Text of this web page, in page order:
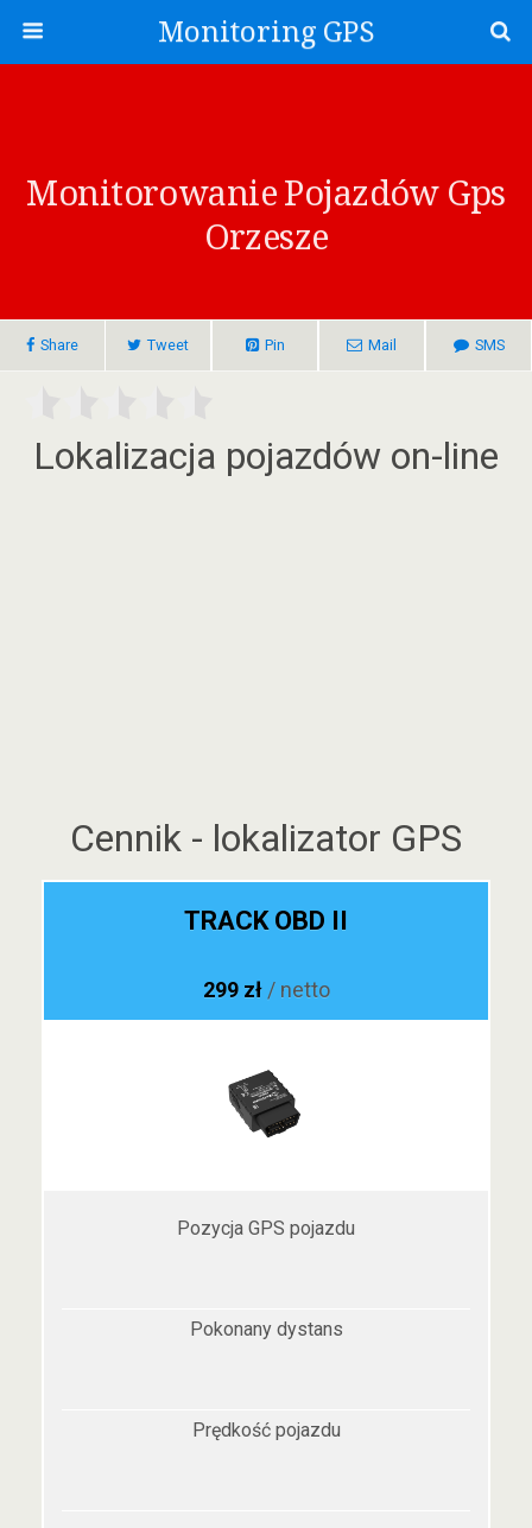
Monitoring GPS
Monitorowanie Pojazdów Gps
Orzesze
Share Tweet Pin Mail SMS
Lokalizacja pojazdów on-line
Cennik - lokalizator GPS
TRACK OBD II
299 zł / netto
Pozycja GPS pojazdu
Pokonany dystans
Prędkość pojazdu